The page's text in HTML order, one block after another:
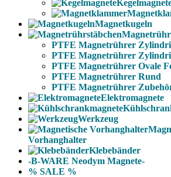
Magnetkugeln
PTFE Magnetrührer
PTFE Magnetrührer
PTFE Magnetrührer Ovale
PTFE Magnetrührer Rund
PTFE Magnetrührer
Elektromagnete
Werkzeug
Vorhanghalter
Klebebänder
-B-WARE Neodym Magnete-
% SALE %